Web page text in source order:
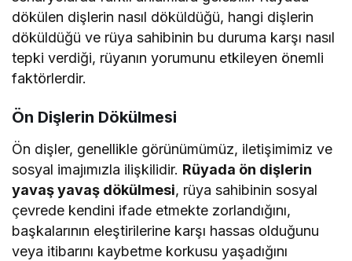
dökülen dişlerin nasıl döküldüğü, hangi dişlerin
döküldüğü ve rüya sahibinin bu duruma karşı nasıl
tepki verdiği, rüyanın yorumunu etkileyen önemli
faktörlerdir.
Ön Dişlerin Dökülmesi
Ön dişler, genellikle görünümümüz, iletişimimiz ve
sosyal imajımızla ilişkilidir. Rüyada ön dişlerin
yavaş yavaş dökülmesi, rüya sahibinin sosyal
çevrede kendini ifade etmekte zorlandığını,
başkalarının eleştirilerine karşı hassas olduğunu
veya itibarını kaybetme korkusu yaşadığını